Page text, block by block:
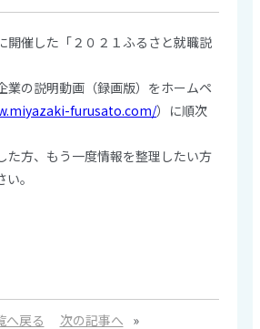
開催した「２０２１ふるさと就職説
業の説明動画（録画版）をホームペ
furusato.com/）に順次
た方、もう一度情報を整理したい方
。
へ戻る 次の記事へ »